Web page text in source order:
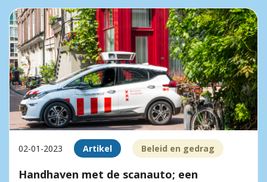
02-01-2023 Artikel Beleid en gedrag
Handhaven met de scanauto; een